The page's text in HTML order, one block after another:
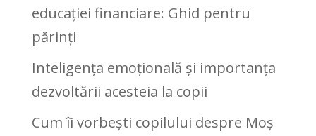
educației financiare: Ghid pentru
părinți
Inteligența emoțională și importanța
dezvoltării acesteia la copii
Cum îi vorbești copilului despre Moș